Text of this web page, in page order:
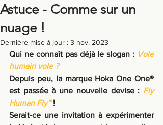
Astuce - Comme sur un
nuage !
Dernière mise à jour : 3 nov. 2023
Qui ne connaît pas déjà le slogan : Vole
humain vole ?
Depuis peu, la marque Hoka One One®
est passée à une nouvelle devise : Fly
Human Fly™ !
Serait-ce une invitation à expérimenter